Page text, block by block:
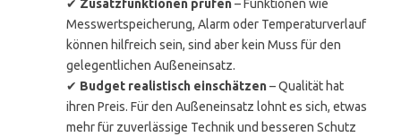
✔ Zusatzfunktionen prüfen– Funktionen wie
Messwertspeicherung, Alarm oder Temperaturverlauf
können hilfreich sein, sind aber kein Muss für den
gelegentlichen Außeneinsatz.
✔ Budget realistisch einschätzen– Qualität hat
ihren Preis. Für den Außeneinsatz lohnt es sich, etwas
mehr für zuverlässige Technik und besseren Schutz